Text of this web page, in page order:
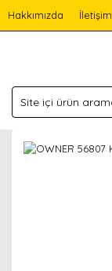
Hakkımızda İletişim